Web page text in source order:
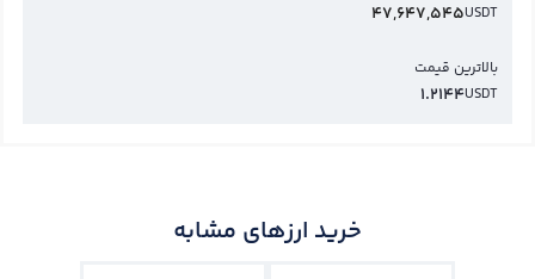
USDT
47,647,545
بالاترین قیمت
USDT
1.2144
خرید ارزهای مشابه